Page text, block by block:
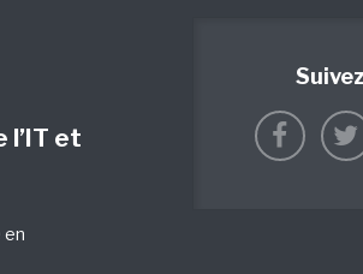
l’IT et
en